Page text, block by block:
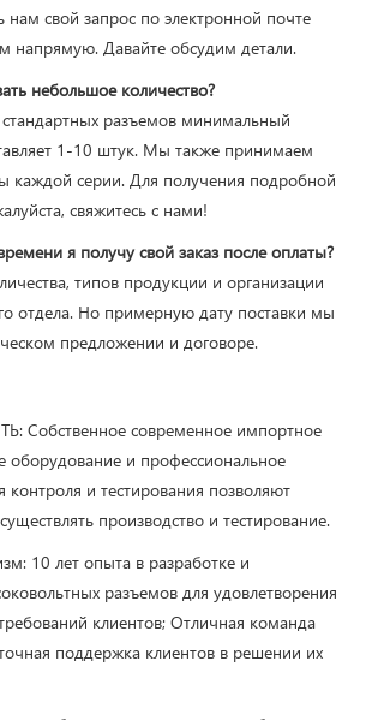
нам свой запрос по электронной почте
напрямую. Давайте обсудим детали.
небольшое количество?
разъемов минимальный
1-10 штук. Мы также принимаем
каждой серии. Для получения подробной
свяжитесь с нами!
я получу свой заказ после оплаты?
типов продукции и организации
отдела. Но примерную дату поставки мы
предложении и договоре.
Собственное современное импортное
оборудование и профессиональное
контроля и тестирования позволяют
производство и тестирование.
10 лет опыта в разработке и
разъемов для удовлетворения
клиентов; Отличная команда
поддержка клиентов в решении их